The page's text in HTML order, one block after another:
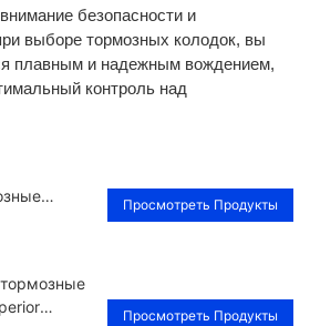
безопасности и
выборе тормозных колодок, вы
плавным и надежным вождением,
контроль над
Просмотреть Продукты
Просмотреть Продукты